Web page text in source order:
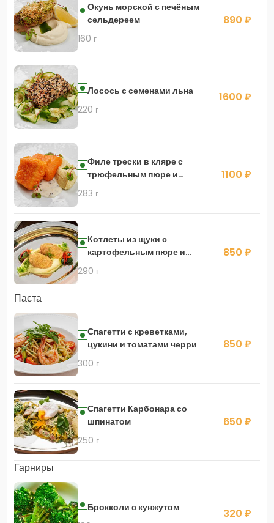
Окунь морской с печёным
сельдереем
160 г
890 ₽
Лосось с семенами льна
220 г
1600 ₽
Филе трески в кляре с
трюфельным пюре и
соусом из сморчков
283 г
1100 ₽
Котлеты из щуки с
картофельным пюре и
крабовым соусом
290 г
850 ₽
Паста
Спагетти с креветками,
цукини и томатами черри
300 г
850 ₽
Спагетти Карбонара со
шпинатом
250 г
650 ₽
Гарниры
Брокколи с кунжутом
320 ₽